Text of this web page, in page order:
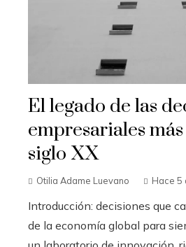
El legado de las
empresariales
siglo XX
Otilia Adame Luevano Hace 5
Introducción: decisiones que
de la economía global para